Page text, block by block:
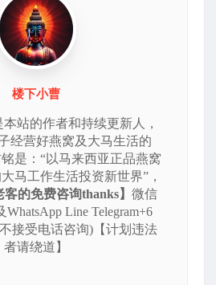
楼下小曹
站的作者和持续更新人，
经营好燕窝及大马生活的
是：“以马来西亚正品燕窝
马工作生活投资新世界”，
客的免费咨询thanks】 微信
WhatsApp Line Telegram+6
不接受电话咨询)【计划违法
者请绕道】